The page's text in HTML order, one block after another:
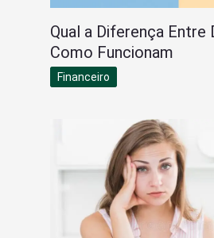
Qual a Diferença Entre
Como Funcionam
Financeiro